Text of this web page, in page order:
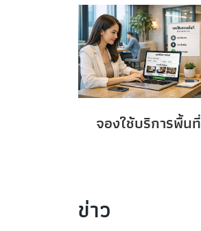
จองใช้บริการพื้นที่
ข่าว